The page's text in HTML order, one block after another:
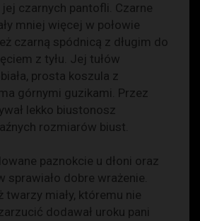
czarnych pantofli. Czarne
mniej więcej w połowie
czarną spódnicą z długim do
z tyłu. Jej tułów
prosta koszula z
górnymi guzikami. Przez
lekko biustonosz
rozmiarów biust.
paznokcie u dłoni oraz
sprawiało dobre wrażenie.
twarzy miały, któremu nie
dodawał uroku pani